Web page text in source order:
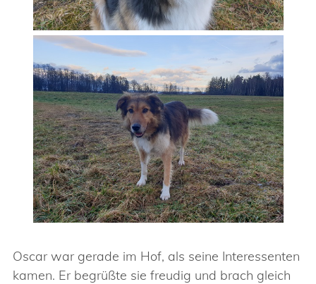
Oscar war gerade im Hof, als seine Interessenten
kamen. Er begrüßte sie freudig und brach gleich